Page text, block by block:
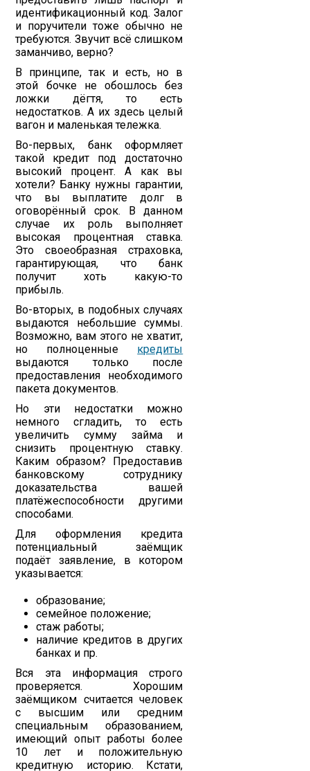
идентификационный код. Залог
и поручители тоже обычно не
требуются. Звучит всё слишком
заманчиво, верно?
В принципе, так и есть, но в
этой бочке не обошлось без
ложки дёгтя, то есть
недостатков. А их здесь целый
вагон и маленькая тележка.
Во-первых, банк оформляет
такой кредит под достаточно
высокий процент. А как вы
хотели? Банку нужны гарантии,
что вы выплатите долг в
оговорённый срок. В данном
случае их роль выполняет
высокая процентная ставка.
Это своеобразная страховка,
гарантирующая, что банк
получит хоть какую-то
прибыль.
Во-вторых, в подобных случаях
выдаются небольшие суммы.
Возможно, вам этого не хватит,
но полноценные кредиты
выдаются только после
предоставления необходимого
пакета документов.
Но эти недостатки можно
немного сгладить, то есть
увеличить сумму займа и
снизить процентную ставку.
Каким образом? Предоставив
банковскому сотруднику
доказательства вашей
платёжеспособности другими
способами.
Для оформления кредита
потенциальный заёмщик
подаёт заявление, в котором
указывается:
образование;
семейное положение;
стаж работы;
наличие кредитов в других
банках и пр.
Вся эта информация строго
проверяется. Хорошим
заёмщиком считается человек
с высшим или средним
специальным образованием,
имеющий опыт работы более
10 лет и положительную
кредитную историю. Кстати,